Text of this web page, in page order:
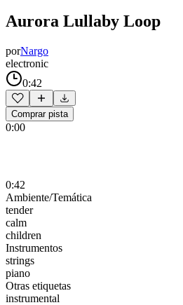
Aurora Lullaby Loop
porNargo
electronic
0:42
Comprar pista
0:00
0:42
Ambiente/Temática
tender
calm
children
Instrumentos
strings
piano
Otras etiquetas
instrumental